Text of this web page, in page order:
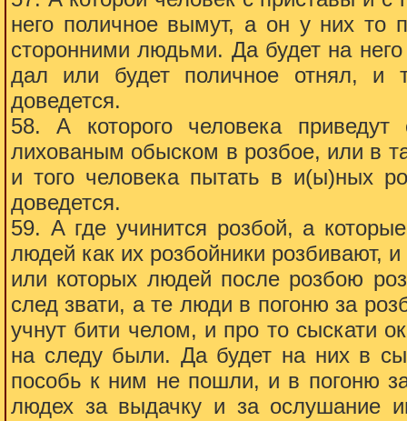
него поличное вымут, а он у них то
сторонними людьми. Да будет на
дал или будет поличное отнял, и
доведется.
58. А которого человека
лихованым обыском в розбое, или в
и того человека пытать в и(ы)ных
доведется.
59. А где учинится розбой, а
людей как их розбойники розбивают,
или которых людей после розбою
след звати, а те люди в погоню за
учнут бити челом, и про то сыскати
на следу были. Да будет на них в
пособь к ним не пошли, и в погоню
людех за выдачку и за ослушание